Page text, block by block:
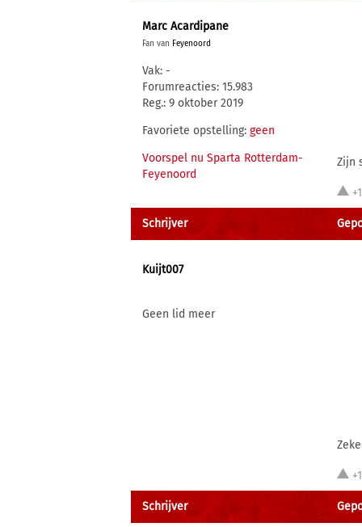
Marc Acardipane
Fan van Feyenoord
Vak: -
Forumreacties: 15.983
Reg.: 9 oktober 2019
Favoriete opstelling: geen
Voorspel nu Sparta Rotterdam-
Feyenoord
Zijn
Schrijver
Kuijt007
Geen lid meer
Schrijver